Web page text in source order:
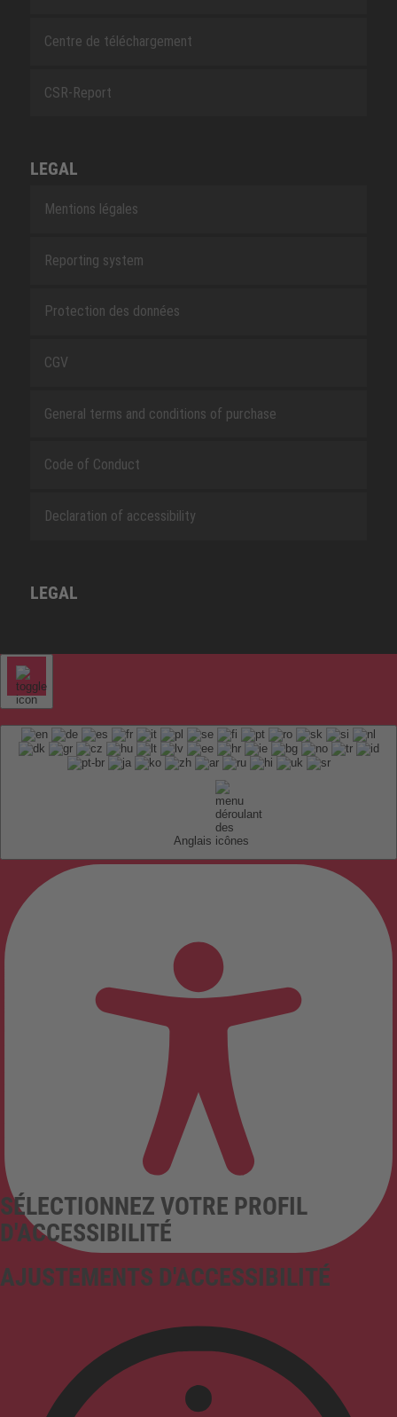
Centre de téléchargement
CSR-Report
LEGAL
Mentions légales
Reporting system
Protection des données
CGV
General terms and conditions of purchase
Code of Conduct
Declaration of accessibility
LEGAL
Anglais
AJUSTEMENTS D'ACCESSIBILITÉ
SÉLECTIONNEZ VOTRE PROFIL
D'ACCESSIBILITÉ